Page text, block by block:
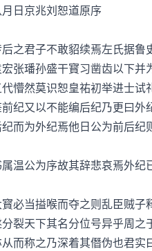
日京兆刘恕道原序
君子不敢貂续焉左氏据鲁
张璠孙盛干寳习凿齿以下并
懵然莫识恕皇祐初举进士试
纪又以不能编后纪乃更曰外
而为外纪焉他日公为前后纪
公为序故其辞悲哀焉外纪
当搤喉而夺之则乱臣贼子
裂天下其名分位号异乎周之
而称之乃深着其僭伪也君实